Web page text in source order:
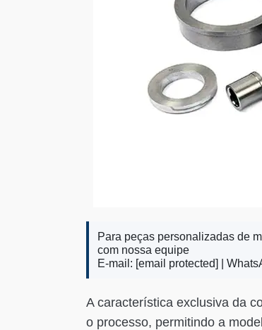
Para peças personalizadas de
com nossa equipe
E-mail: [email protected] |
A característica exclusiva da
o processo, permitindo a